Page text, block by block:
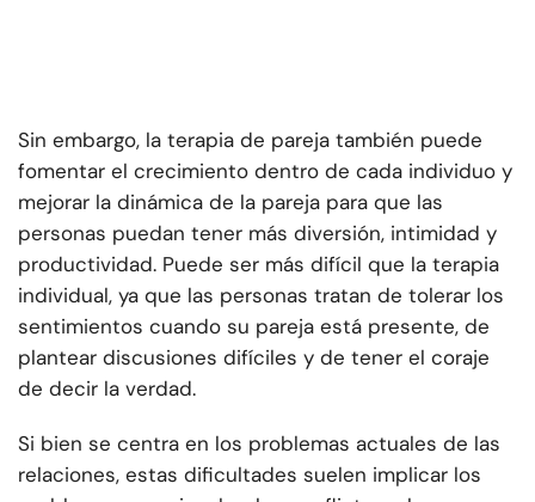
Sin embargo, la terapia de pareja también puede
fomentar el crecimiento dentro de cada individuo y
mejorar la dinámica de la pareja para que las
personas puedan tener más diversión, intimidad y
productividad. Puede ser más difícil que la terapia
individual, ya que las personas tratan de tolerar los
sentimientos cuando su pareja está presente, de
plantear discusiones difíciles y de tener el coraje
de decir la verdad.
Si bien se centra en los problemas actuales de las
relaciones, estas dificultades suelen implicar los